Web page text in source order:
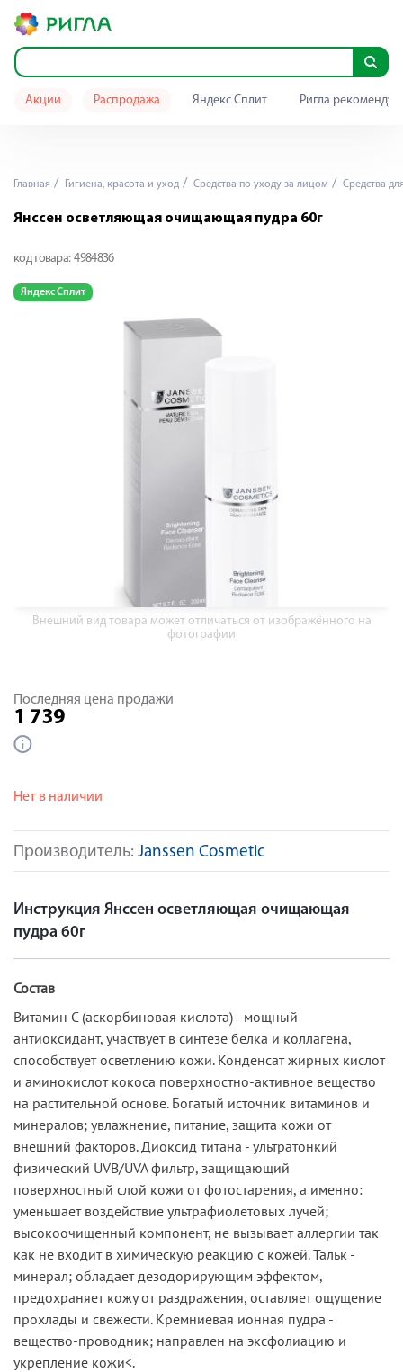
Акции Распродажа Яндекс Сплит Ригла
Главная Гигиена, красота и уход Средства по уходу за лицом Средства
Янссен осветляющая очищающая пудра 60г
код товара: 4984836
Яндекс Сплит
Внешний вид товара может отличаться от изображённого на
фотографии
Производитель: Janssen Cosmetic
Последняя цена продажи
1 739
Нет в наличии
Инструкция Янссен осветляющая очищающая
пудра 60г
Состав
Витамин С (аскорбиновая кислота) - мощный
антиоксидант, участвует в синтезе белка и коллагена,
способствует осветлению кожи. Конденсат жирных кислот
и аминокислот кокоса поверхностно-активное вещество
на растительной основе. Богатый источник витаминов и
минералов; увлажнение, питание, защита кожи от
внешний факторов. Диоксид титана - ультратонкий
физический UVB/UVA фильтр, защищающий
поверхностный слой кожи от фотостарения, а именно:
уменьшает воздействие ультрафиолетовых лучей;
высокоочищенный компонент, не вызывает аллергии так
как не входит в химическую реакцию с кожей. Тальк -
минерал; обладает дезодорирующим эффектом,
предохраняет кожу от раздражения, оставляет ощущение
прохлады и свежести. Кремниевая ионная пудра -
вещество-проводник; направлен на эксфолиацию и
укрепление кожи<.